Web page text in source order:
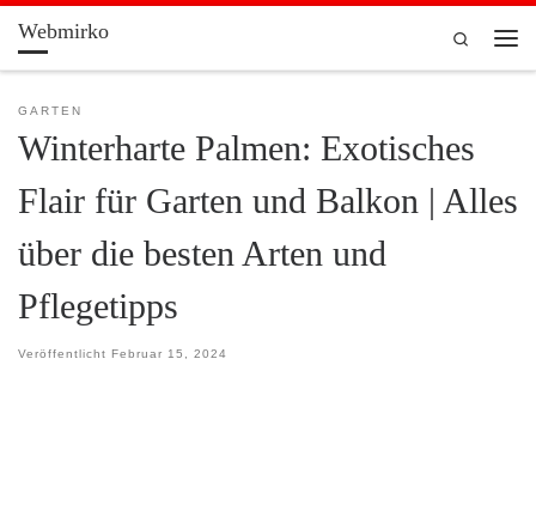
Zum Inhalt springen
Webmirko
Search
GARTEN
Winterharte Palmen: Exotisches
Flair für Garten und Balkon | Alles
über die besten Arten und
Pflegetipps
Veröffentlicht Februar 15, 2024